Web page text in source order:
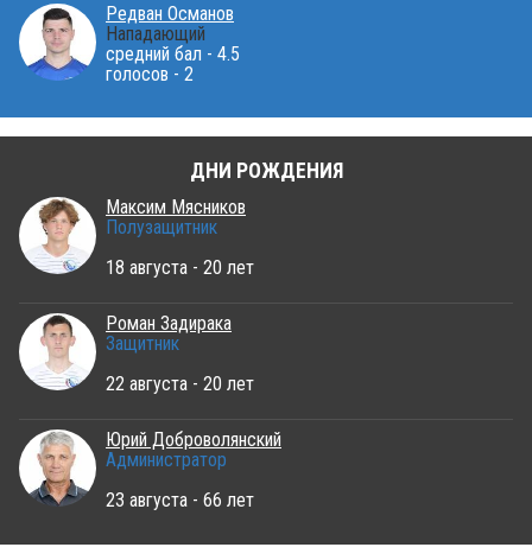
Редван Османов
Нападающий
средний бал - 4.5
голосов - 2
ДНИ РОЖДЕНИЯ
Максим Мясников
Полузащитник
18 августа - 20 лет
Роман Задирака
Защитник
22 августа - 20 лет
Юрий Доброволянский
Администратор
23 августа - 66 лет